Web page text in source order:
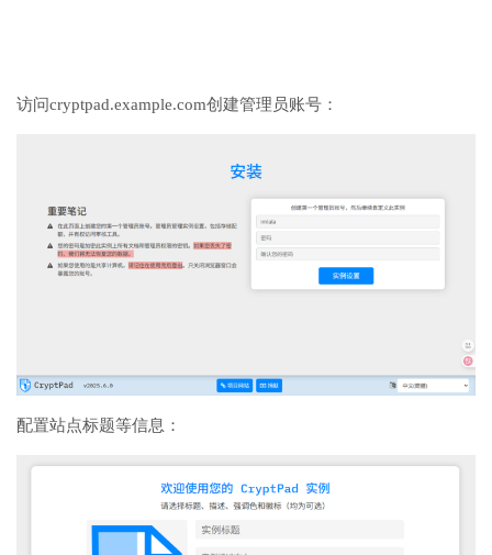
访问cryptpad.example.com创建管理员账号：
配置站点标题等信息：